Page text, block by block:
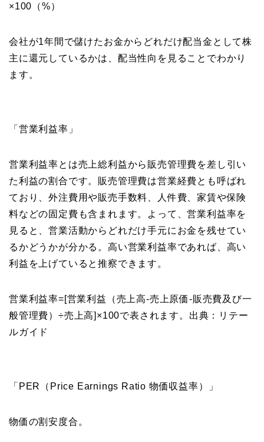
×100（%）
会社が1年間で儲けたお金からどれだけ配当金として株
主に還元しているかは、配当性向を見ることでわかり
ます。
「営業利益率」
営業利益率とは売上総利益から販売管理費を差し引い
た利益の割合です。販売管理費は営業経費とも呼ばれ
ており、外注費用や販売手数料、人件費、家賃や保険
料などの固定費も含まれます。よって、営業利益率を
見ると、営業活動からどれだけ手元にお金を残せてい
るかどうかが分かる。高い営業利益率であれば、高い
利益を上げていると推察できます。
営業利益率=[営業利益（売上高-売上原価-販売費及び一
般管理費）÷売上高]×100で表されます。出典：リテー
ルガイド
「PER（Price Earnings Ratio 物価収益率）」
物価の割安度合。